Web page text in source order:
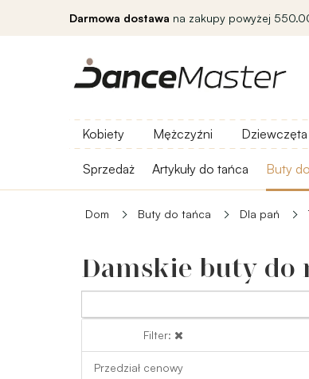
Darmowa dostawa na zakupy powyżej
Kobiety Mężczyźni Dziewczęta
Sprzedaż Artykuły do ​​tańca Buty
Dom Buty do tańca Dla pań
Damskie buty do
Filter:
Przedział cenowy